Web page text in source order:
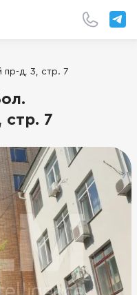
д, 3, стр. 7
стр. 7